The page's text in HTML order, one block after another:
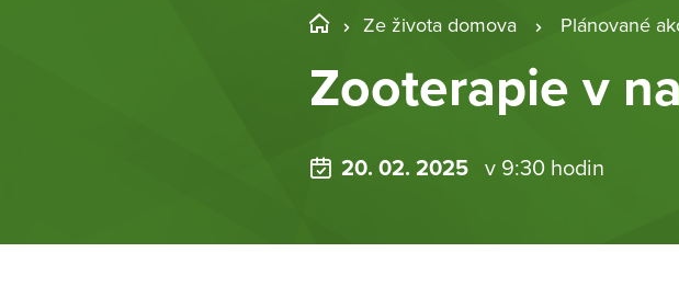
Ze života domova Plánované
Zooterapie v
20. 02. 2025 v 9:30 hodin